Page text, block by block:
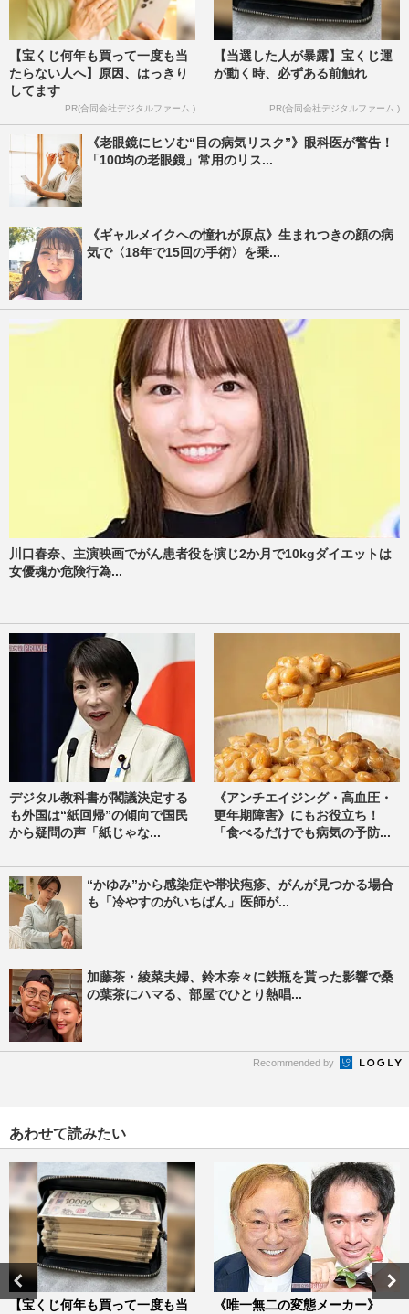
【宝くじ何年も買って一度も当
たらない人へ】原因、はっきり
してます
PR(合同会社デジタルファーム )
【当選した人が暴露】宝くじ運
が動く時、必ずある前触れ
PR(合同会社デジタルファーム )
《老眼鏡にヒソむ“目の病気リスク”》眼科医が警告！
「100均の老眼鏡」常用のリス...
《ギャルメイクへの憧れが原点》生まれつきの顔の病
気で〈18年で15回の手術〉を乗...
川口春奈、主演映画でがん患者役を演じ2か月で10kgダイエットは
女優魂か危険行為...
デジタル教科書が閣議決定する
も外国は“紙回帰”の傾向で国民
から疑問の声「紙じゃな...
《アンチエイジング・高血圧・
更年期障害》にもお役立ち！
「食べるだけでも病気の予防...
“かゆみ”から感染症や帯状疱疹、がんが見つかる場合
も「冷やすのがいちばん」医師が...
加藤茶・綾菜夫婦、鈴木奈々に鉄瓶を貰った影響で桑
の葉茶にハマる、部屋でひとり熱唱...
Recommended by
あわせて読みたい
【宝くじ何年も買って一度も当
《唯一無二の変態メーカー》